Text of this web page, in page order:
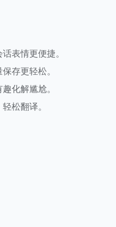
表情更便捷。
存更轻松。
化解尴尬。
松翻译。